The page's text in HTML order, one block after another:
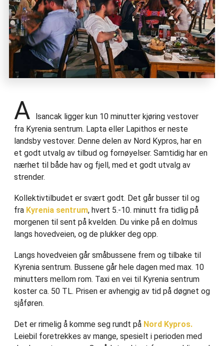
A
lsancak ligger kun 10 minutter kjøring vestover
fra Kyrenia sentrum. Lapta eller Lapithos er neste
landsby vestover. Denne delen av Nord Kypros, har en
et godt utvalg av tilbud og fornøyelser. Samtidig har en
nærhet til både hav og fjell, med et godt utvalg av
strender.
Kollektivtilbudet er svært godt. Det går busser til og
fra Kyrenia sentrum, hvert 5.-10. minutt fra tidlig på
morgenen til sent på kvelden. Du vinke på en dolmus
langs hovedveien, og de plukker deg opp.
Langs hovedveien går småbussene frem og tilbake til
Kyrenia sentrum. Bussene går hele dagen med max. 10
minutters mellom rom. Taxi en vei til Kyrenia sentrum
koster ca. 50 TL. Prisen er avhengig av tid på døgnet og
sjåføren.
Det er rimelig å komme seg rundt på Nord Kypros.
Leiebil foretrekkes av mange, spesielt i perioden med